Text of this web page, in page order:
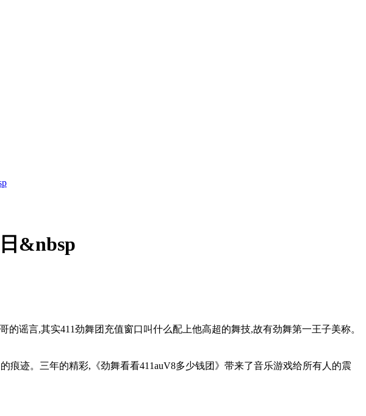
&nbsp
谣言,其实411劲舞团充值窗口叫什么配上他高超的舞技,故有劲舞第一王子美称。
痕迹。三年的精彩,《劲舞看看411auV8多少钱团》带来了音乐游戏给所有人的震